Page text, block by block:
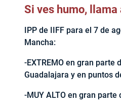
Si ves humo,
IPP de IIFF para el 7 de
Mancha:
-EXTREMO en gran parte
Guadalajara y en puntos
-MUY ALTO en gran parte